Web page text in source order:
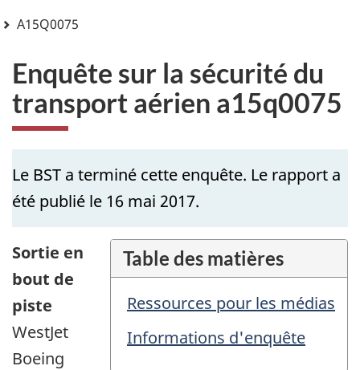
iciA15Q0075
Enquête sur la sécurité du
transport aérien a15q0075
Le BST a terminé cette enquête. Le rapport a
été publié le 16 mai 2017.
Table des matières
Ressources pour les médias
Informations d'enquête
Sortie en
bout de
piste
WestJet
Boeing